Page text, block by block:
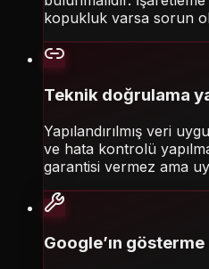
kopukluk varsa sorun
Teknik doğrulama
Yapılandırılmış veri
ve hata kontrolü
garantisi vermez ama
Google’ın